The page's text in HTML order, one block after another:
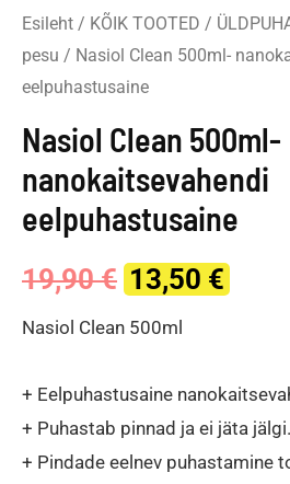
Esileht / KÕIK TOOTED /
pesu / Nasiol Clean 500ml-
eelpuhastusaine
Nasiol Clean 500ml-
nanokaitsevahendi
eelpuhastusaine
19,90€ Original
price
was:
19,90 €.
13,50 €
is:
Nasiol Clean 500ml
+ Eelpuhastusaine
+ Puhastab pinnad ja ei jäta jälgi.
+ Pindade eelnev puhastamine